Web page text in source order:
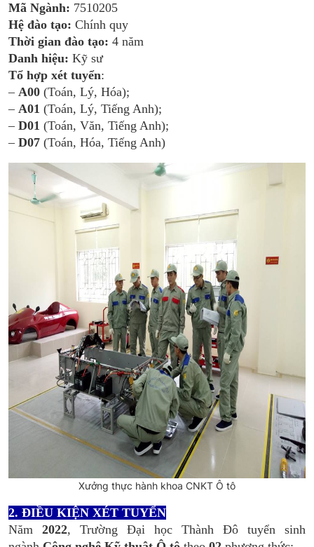
Mã Ngành: 7510205
Hệ đào tạo: Chính quy
Thời gian đào tạo: 4 năm
Danh hiệu: Kỹ sư
Tổ hợp xét tuyển:
– A00 (Toán, Lý, Hóa);
– A01 (Toán, Lý, Tiếng Anh);
– D01 (Toán, Văn, Tiếng Anh);
– D07 (Toán, Hóa, Tiếng Anh)
Xưởng thực hành khoa CNKT Ô tô
2. ĐIỀU KIỆN XÉT TUYỂN
Năm 2022, Trường Đại học Thành Đô tuyển sinh